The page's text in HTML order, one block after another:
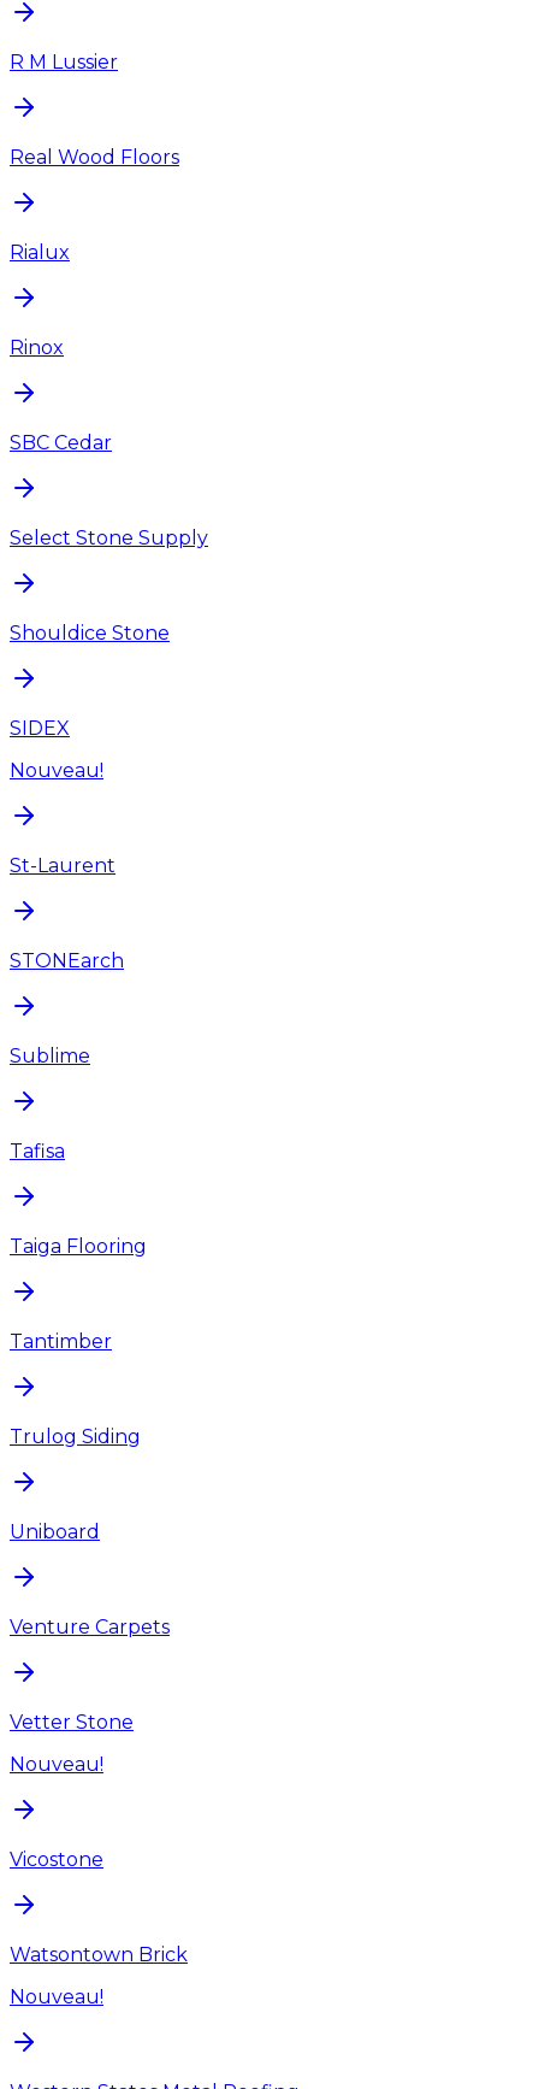
R M Lussier
Real Wood Floors
Rialux
Rinox
SBC Cedar
Select Stone Supply
Shouldice Stone
SIDEX
Nouveau!
St-Laurent
STONEarch
Sublime
Tafisa
Taiga Flooring
Tantimber
Trulog Siding
Uniboard
Venture Carpets
Vetter Stone
Nouveau!
Vicostone
Watsontown Brick
Nouveau!